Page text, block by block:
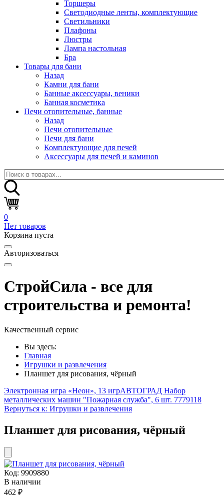
Торшеры
Светодиодные ленты, комплектующие
Светильники
Плафоны
Люстры
Лампа настольная
Бра
Товары для бани
Назад
Камни для бани
Банные аксессуары, веники
Банная косметика
Печи отопительные, банные
Назад
Печи отопительные
Печи для бани
Комплектующие для печей
Аксессуары для печей и каминов
0
Нет товаров
Корзина пуста
Авторизоваться
СтройСила - все для
строительства и ремонта!
Качественный сервис
Вы здесь:
Главная
Игрушки и развлечения
Планшет для рисования, чёрный
Электронная игра «Неон», 13 игрАВТОГРАД Набор
металлических машин "Пожарная служба", 6 шт. 7779118
Вернуться к: Игрушки и развлечения
Планшет для рисования, чёрный
Код: 9909880
В наличии
462 ₽